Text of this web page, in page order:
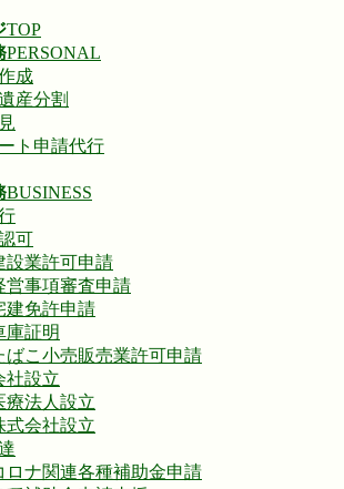
TOP
PERSONAL
成
産分割
ト申請代行
BUSINESS
可
設業許可申請
営事項審査申請
建免許申請
庫証明
ばこ小売販売業許可申請
社設立
療法人設立
式会社設立
ロナ関連各種補助金申請